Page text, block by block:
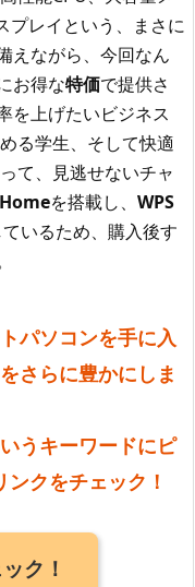
プレイという、まさに
えながら、今回なん
お得な特価で提供さ
を上げたいビジネス
る学生、そして快適
て、見逃せないチャ
を搭載し、 WPS
いるため、購入後す
パソコンを手に入
さらに豊かにしま
いうキーワードにピ
クをチェック！
ク！